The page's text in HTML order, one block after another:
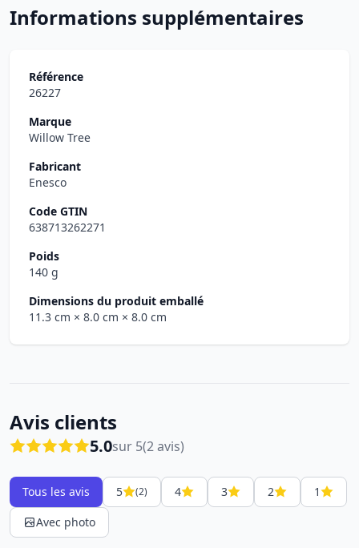
Informations supplémentaires
Référence
26227
Marque
Willow Tree
Fabricant
Enesco
Code GTIN
638713262271
Poids
140 g
Dimensions du produit emballé
11.3 cm × 8.0 cm × 8.0 cm
Avis clients
5.0sur 5(2 avis)
Tous les avis 5 (2) 4 3 2
1
Avec photo